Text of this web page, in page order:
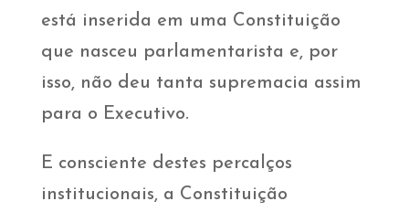
está inserida em uma Constituição
que nasceu parlamentarista e, por
isso, não deu tanta supremacia assim
para o Executivo.
E consciente destes percalços
institucionais, a Constituição